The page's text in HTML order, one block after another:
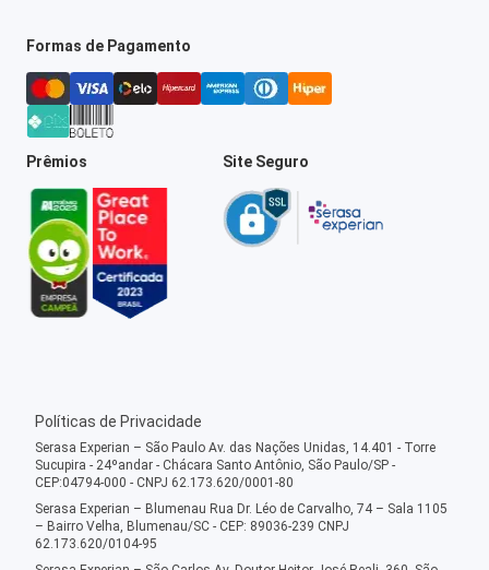
Formas de Pagamento
Prêmios Site Seguro
Políticas de Privacidade
Serasa Experian – São Paulo Av. das Nações Unidas, 14.401 - Torre
Sucupira - 24ºandar - Chácara Santo Antônio, São Paulo/SP -
CEP:04794-000 - CNPJ 62.173.620/0001-80
Serasa Experian – Blumenau Rua Dr. Léo de Carvalho, 74 – Sala 1105
– Bairro Velha, Blumenau/SC - CEP: 89036-239 CNPJ
62.173.620/0104-95